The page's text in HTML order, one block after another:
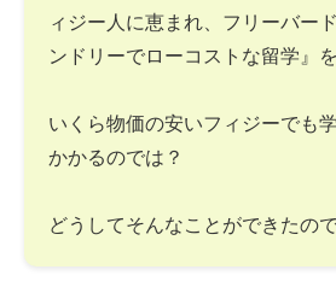
ィジー人に恵まれ、フリーバー
ンドリーでローコストな留学』
いくら物価の安いフィジーでも
かかるのでは？
どうしてそんなことができたの